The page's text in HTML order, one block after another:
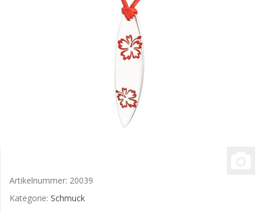
Artikelnummer: 20039
Kategorie: Schmuck